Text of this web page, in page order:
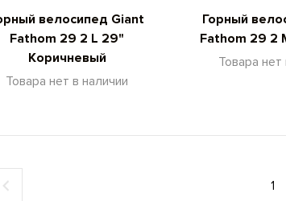
велосипед Giant
Fathom 29 2 L 29"
Коричневый
Товара нет в наличии
Горный
Fathom 29 2
Товара нет
1